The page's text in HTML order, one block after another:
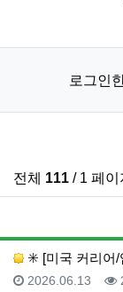
로그인
전체 111 / 1 페이
✳️ [미국 커리어/
등록일
2026.06.13